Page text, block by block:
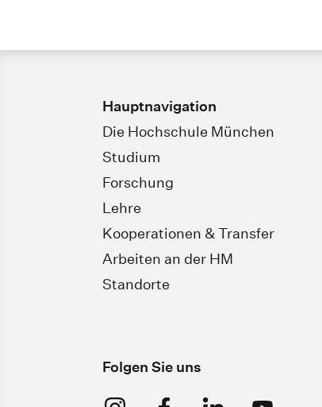
Hauptnavigation
Die Hochschule München
Studium
Forschung
Lehre
Kooperationen & Transfer
Arbeiten an der HM
Standorte
Folgen Sie uns